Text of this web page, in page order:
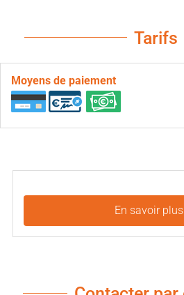
Tarifs
Moyens de paiement
En savoir plus